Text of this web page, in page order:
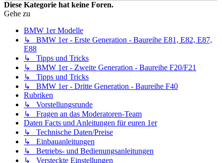
Diese Kategorie hat keine Foren.
Gehe zu
BMW 1er Modelle
↳ BMW 1er - Erste Generation - Baureihe E81, E82, E87,
E88
↳ Tipps und Tricks
↳ BMW 1er - Zweite Generation - Baureihe F20/F21
↳ Tipps und Tricks
↳ BMW 1er - Dritte Generation - Baureihe F40
Rubriken
↳ Vorstellungsrunde
↳ Fragen an das Moderatoren-Team
Daten Facts und Anleitungen für euren 1er
↳ Technische Daten/Preise
↳ Einbauanleitungen
↳ Betriebs- und Bedienungsanleitungen
↳ Versteckte Einstellungen